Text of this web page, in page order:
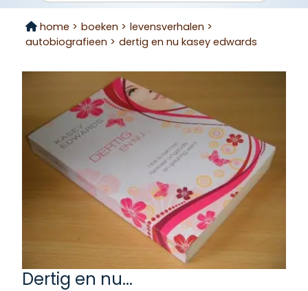
home > boeken > levensverhalen >
autobiografieen > dertig en nu kasey edwards
Dertig en nu...